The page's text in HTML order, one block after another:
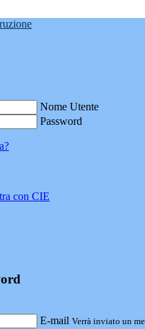
Nome Utente
Password
con CIE
E-mail Verrà inviato un